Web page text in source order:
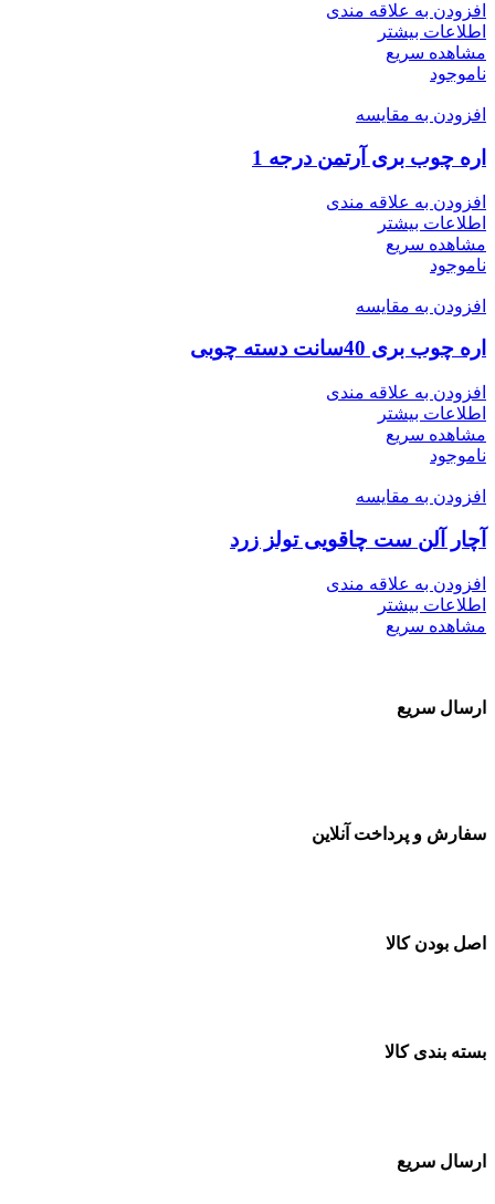
افزودن به علاقه مندی
اطلاعات بیشتر
مشاهده سریع
ناموجود
افزودن به مقایسه
اره چوب بری آرتمن درجه 1
افزودن به علاقه مندی
اطلاعات بیشتر
مشاهده سریع
ناموجود
افزودن به مقایسه
اره چوب بری 40سانت دسته چوبی
افزودن به علاقه مندی
اطلاعات بیشتر
مشاهده سریع
ناموجود
افزودن به مقایسه
آچار آلن ست چاقویی تولز زرد
افزودن به علاقه مندی
اطلاعات بیشتر
مشاهده سریع
ارسال سریع
سفارش و پرداخت آنلاین
اصل بودن کالا
بسته بندی کالا
ارسال سریع